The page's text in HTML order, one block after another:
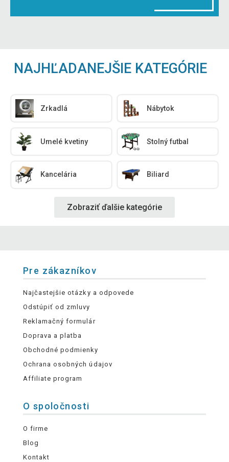
NAJHĽADANEJŠIE KATEGÓRIE
Zrkadlá Nábytok
Umelé kvetiny Stolný futbal
Kancelária Biliard
Zobraziť ďalšie kategórie
Pre zákazníkov
Najčastejšie otázky a odpovede
Odstúpiť od zmluvy
Reklamačný formulár
Doprava a platba
Obchodné podmienky
Ochrana osobných údajov
Affiliate program
O spoločnosti
O firme
Blog
Kontakt